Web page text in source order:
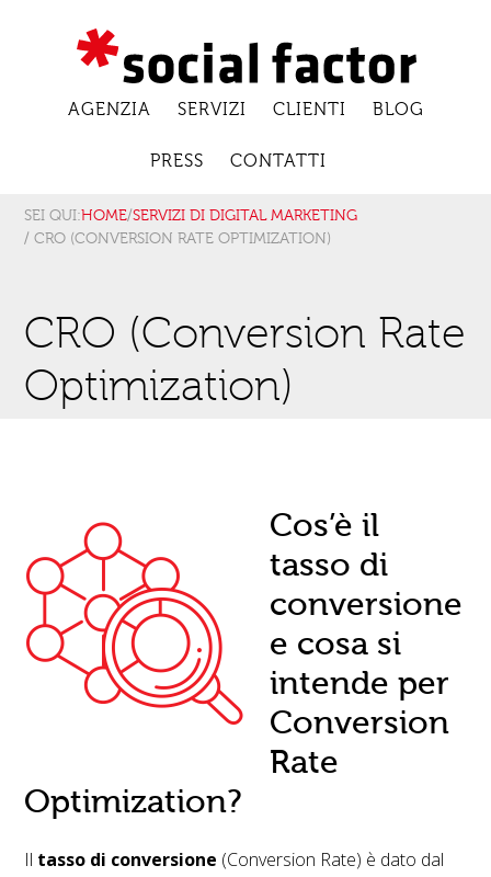
AGENZIA SERVIZI CLIENTI BLOG
PRESS CONTATTI
SEI QUI:HOME/SERVIZI DI DIGITAL MARKETING
/ CRO (CONVERSION RATE OPTIMIZATION)
CRO (Conversion Rate
Optimization)
Cos’è il
tasso di
conversione
e cosa si
intende per
Conversion
Rate
Optimization?
Il tasso di conversione (Conversion Rate) è dato dal